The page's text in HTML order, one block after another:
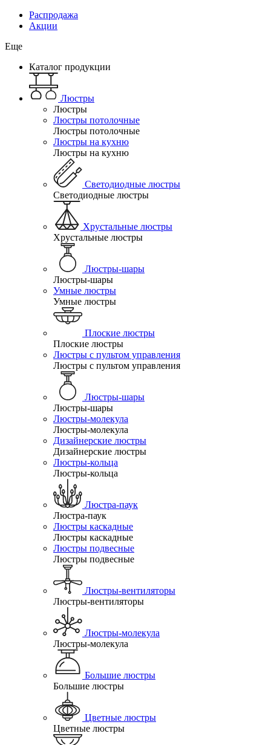
Распродажа
Акции
Еще
Каталог продукции
Люстры
Люстры
Люстры потолочные
Люстры потолочные
Люстры на кухню
Люстры на кухню
Светодиодные люстры
Светодиодные люстры
Хрустальные люстры
Хрустальные люстры
Люстры-шары
Люстры-шары
Умные люстры
Умные люстры
Плоские люстры
Плоские люстры
Люстры с пультом управления
Люстры с пультом управления
Люстры-шары
Люстры-шары
Люстры-молекула
Люстры-молекула
Дизайнерские люстры
Дизайнерские люстры
Люстры-кольца
Люстры-кольца
Люстра-паук
Люстра-паук
Люстры каскадные
Люстры каскадные
Люстры подвесные
Люстры подвесные
Люстры-вентиляторы
Люстры-вентиляторы
Люстры-молекула
Люстры-молекула
Большие люстры
Большие люстры
Цветные люстры
Цветные люстры